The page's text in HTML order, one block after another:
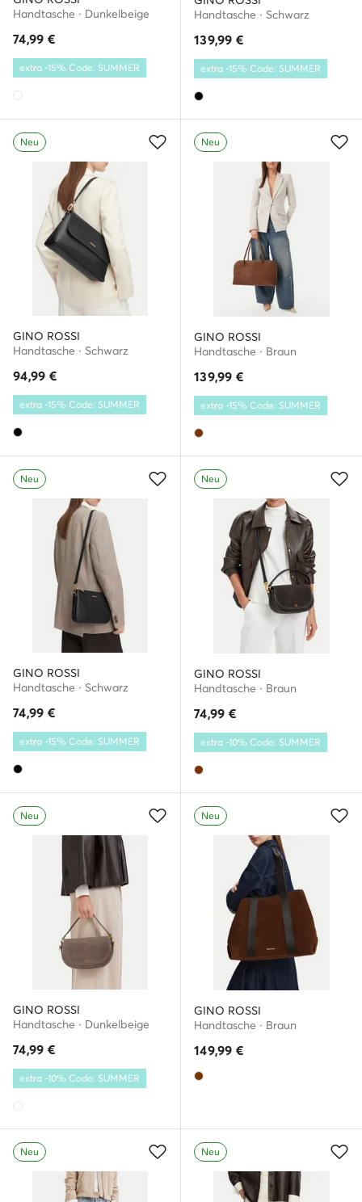
Handtasche · Dunkelbeige
74,99 €
extra -15% Code: SUMMER
Handtasche · Schwarz
139,99 €
extra -15% Code: SUMMER
Neu
GINO ROSSI
Handtasche · Schwarz
94,99 €
extra -15% Code: SUMMER
Neu
GINO ROSSI
Handtasche · Braun
139,99 €
extra -15% Code: SUMMER
Neu
GINO ROSSI
Handtasche · Schwarz
74,99 €
extra -15% Code: SUMMER
Neu
GINO ROSSI
Handtasche · Braun
74,99 €
extra -10% Code: SUMMER
Neu
GINO ROSSI
Handtasche · Dunkelbeige
74,99 €
extra -10% Code: SUMMER
Neu
GINO ROSSI
Handtasche · Braun
149,99 €
Neu Neu